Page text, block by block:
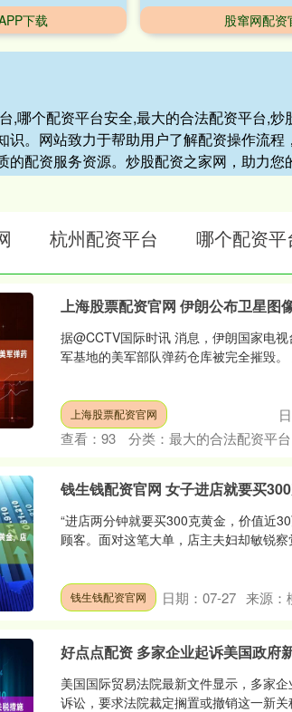
下载 股窜网配资
,哪个配资平台安全,最大的合法配资平台,
识。网站致力于帮助用户了解配资操作流
的配资服务资源。炒股配资之家网，助力您
杭州配资平台 哪个配资平
上海股票配资官网 伊朗公布卫星图
据@CCTV国际时讯 消息，伊朗国家电
军基地的美军部队弹药仓库被完全摧毁
上海股票配资官网
查看： 93 分类： 最大的合法配资平台
钱生钱配资官网 女子进店就要买
“进店两分钟就要买300克黄金，价值近
顾客。面对这笔大单，店主夫妇却敏锐
钱生钱配资官网 日期：07-27 来源：
好点点配资 多家企业起诉美国政府
美国国际贸易法院最新文件显示，多家
诉讼，要求法院裁定搁置或撤销这一新